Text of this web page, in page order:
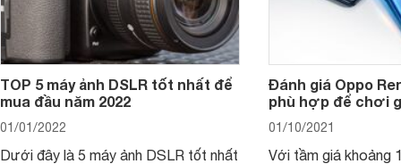
TOP 5 máy ảnh DSLR tốt nhất để
mua đầu năm 2022
01/01/2022
Dưới đây là 5 máy ảnh DSLR tốt nhất
Đánh giá Oppo
phù hợp để chơi
01/10/2021
Với tầm giá khoảng